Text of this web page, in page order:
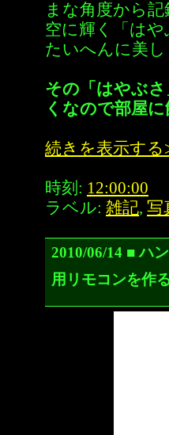
まな角度から
空に輝く「は
たいへんに美
その「はやぶ
くなので部屋
続きを表示す
時刻: 12:00:00
ラベル: 雑記, 写
2010/06/14 ■ ハ
用リモコンを